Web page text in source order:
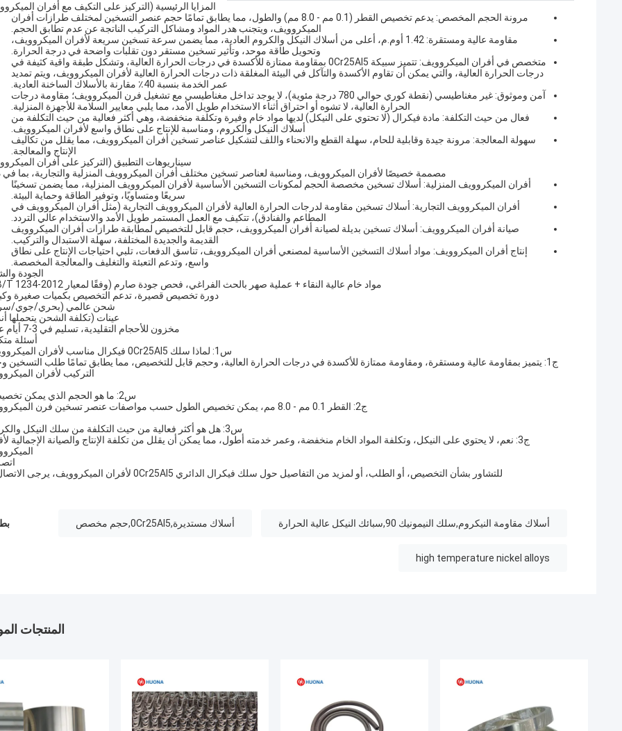
المزايا الرئيسية (التركيز على التكيف مع أفران
مرونة الحجم المخصص: يدعم تخصيص القطر (0.1 مم - 8.0 مم) والطول، مما يطابق تمامًا حجم عنصر التسخين لمختلف طرازات أفران
الميكروويف، ويتجنب هدر المواد ومشاكل التركيب الناتجة عن عدم تطابق الحجم.
مقاومة عالية ومستقرة: 1.42 أوم.م، أعلى من أسلاك النيكل والكروم العادية، مما يضمن سرعة تسخين سريعة لأفران الميكروويف،
وتحويل طاقة موحد، وتأثير تسخين مستقر دون تقلبات واضحة في درجة الحرارة.
متخصص في أفران الميكروويف: تتميز سبيكة 0Cr25Al5 بمقاومة ممتازة للأكسدة في درجات الحرارة العالية، وتشكل طبقة واقية كثيفة في
درجات الحرارة العالية، والتي يمكن أن تقاوم الأكسدة والتآكل في البيئة المغلقة ذات درجات الحرارة العالية لأفران الميكروويف، ويتم تمديد
عمر الخدمة بنسبة 40٪ مقارنة بالأسلاك الساخنة العادية.
آمن وموثوق: غير مغناطيسي (نقطة كوري حوالي 780 درجة مئوية)، لا يوجد تداخل مغناطيسي مع تشغيل فرن الميكروويف؛ مقاومة درجات
الحرارة العالية، لا تشوه أو احتراق أثناء الاستخدام طويل الأمد، مما يلبي معايير السلامة للأجهزة المنزلية.
فعال من حيث التكلفة: مادة فيكرال (لا تحتوي على النيكل) لديها مواد خام وفيرة وتكلفة منخفضة، وهي أكثر فعالية من حيث التكلفة من
أسلاك النيكل والكروم، ومناسبة للإنتاج على نطاق واسع لأفران الميكروويف.
سهولة المعالجة: مرونة جيدة وقابلية للحام، سهلة القطع والانحناء واللف لتشكيل عناصر تسخين أفران الميكروويف، مما يقلل من تكاليف
الإنتاج والمعالجة.
سيناريوهات التطبيق (التركيز على أفران
مصممة خصيصًا لأفران الميكروويف، ومناسبة لعناصر تسخين مختلف أفران الميكروويف المنزلية والتجارية، بما في
أفران الميكروويف المنزلية: أسلاك تسخين مخصصة الحجم لمكونات التسخين الأساسية لأفران الميكروويف المنزلية، مما يضمن تسخينًا
سريعًا ومتساويًا، وتوفير الطاقة وحماية البيئة.
أفران الميكروويف التجارية: أسلاك تسخين مقاومة لدرجات الحرارة العالية لأفران الميكروويف التجارية (مثل أفران الميكروويف في
المطاعم والفنادق)، تتكيف مع العمل المستمر طويل الأمد والاستخدام عالي التردد.
صيانة أفران الميكروويف: أسلاك تسخين بديلة لصيانة أفران الميكروويف، حجم قابل للتخصيص لمطابقة طرازات أفران الميكروويف
القديمة والجديدة المختلفة، سهلة الاستبدال والتركيب.
إنتاج أفران الميكروويف: مواد أسلاك التسخين الأساسية لمصنعي أفران الميكروويف، تناسق الدفعات، تلبي احتياجات الإنتاج على نطاق
واسع، وتدعم التعبئة والتغليف والمعالجة المخصصة.
الجودة
مواد خام عالية النقاء + عملية صهر بالحث الفراغي، فحص جودة صارم (وفقًا لمعيار GB/T 1234-2012)؛
دورة تخصيص قصيرة، تدعم التخصيص بكميات صغيرة
شحن عالمي (بحري/جوي/
عينات (تكلفة الشحن يتحملها
مخزون للأحجام التقليدية، تسليم في 3-7 أيام عمل.
أسئلة
س1: لماذا سلك 0Cr25Al5 فيكرال مناسب لأفران الميكروويف؟
ج1: يتميز بمقاومة عالية ومستقرة، ومقاومة ممتازة للأكسدة في درجات الحرارة العالية، وحجم قابل للتخصيص، مما يطابق تمامًا طلب التسخين
التركيب لأفران
س2: ما هو الحجم الذي يمكن تخصيصه؟
ج2: القطر 0.1 مم - 8.0 مم، يمكن تخصيص الطول حسب مواصفات عنصر تسخين فرن الميكروويف.
س3: هل هو أكثر فعالية من حيث التكلفة من سلك النيكل والكروم؟
ج3: نعم، لا يحتوي على النيكل، وتكلفة المواد الخام منخفضة، وعمر خدمته أطول، مما يمكن أن يقلل من تكلفة الإنتاج والصيانة الإجمالية
للتشاور بشأن التخصيص، أو الطلب، أو لمزيد من التفاصيل حول سلك فيكرال الدائري 0Cr25Al5 لأفران الميكروويف، يرجى الاتصال بنا!
أسلاك مقاومة النيكروم,سلك النيمونيك 90,سبائك النيكل عالية الحرارة أسلاك مستديرة,0Cr25AI5,حجم مخصص
high temperature nickel alloys
المنتجات